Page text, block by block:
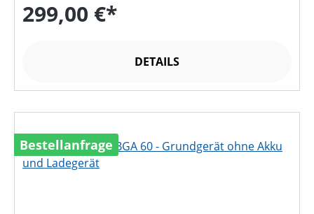
299,00 €*
DETAILS
Bestellanfrage